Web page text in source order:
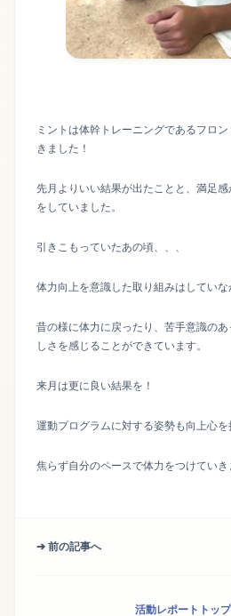
ミントは体幹トレーニングであるフロ
きました！
先月よりいい結果が出たことと、満足
をしていました。
引きこもっていたあの頃、、、
体力向上を意識した取り組みはしていな
昔の様に体力に戻ったり、苦手意識の
しさを感じることができています。
来月は更に良い結果を！
運動プログラムに対する姿勢も向上心を
焦らず自分のペースで体力をつけていき
➔ 前の記事へ
活動レポートトッ